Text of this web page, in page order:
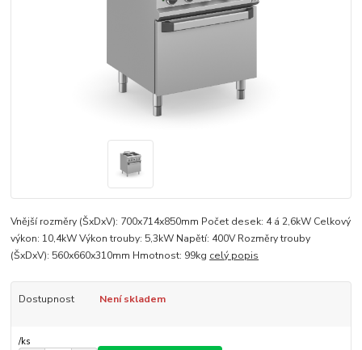
Vnější rozměry (ŠxDxV): 700x714x850mm Počet desek: 4 á 2,6kW Celkový
výkon: 10,4kW Výkon trouby: 5,3kW Napětí: 400V Rozměry trouby
(ŠxDxV): 560x660x310mm Hmotnost: 99kg celý popis
Dostupnost Není skladem
/ks